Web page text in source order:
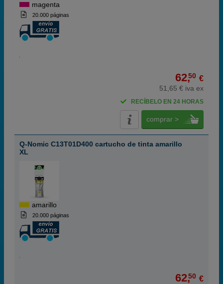
magenta
20.000 páginas
62,50 €
51,65 € iva ex
RECÍBELO EN 24 HORAS
comprar >
Q-Nomic C13T01D400 cartucho de tinta amarillo
XL
amarillo
20.000 páginas
62,50 €